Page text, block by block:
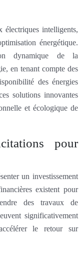
électriques intelligents,
énergétique.
dynamique de la
en tenant compte des
des énergies
solutions innovantes
et écologique de
pour
un investissement
existent pour
des travaux de
significativement
le retour sur